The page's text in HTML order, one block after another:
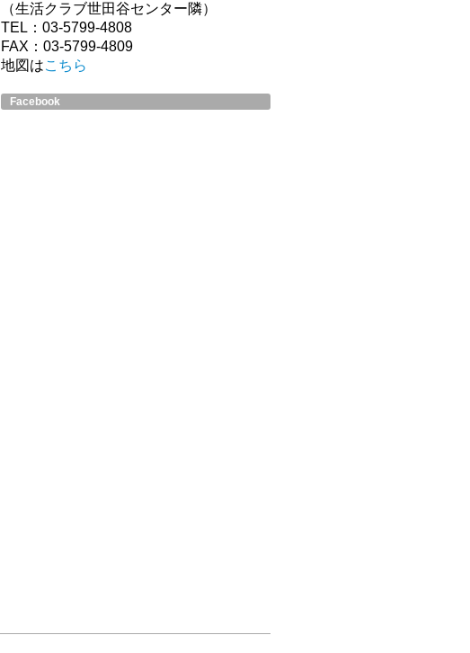
（生活クラブ世田谷センター隣）
TEL：03-5799-4808
FAX：03-5799-4809
地図はこちら
Facebook